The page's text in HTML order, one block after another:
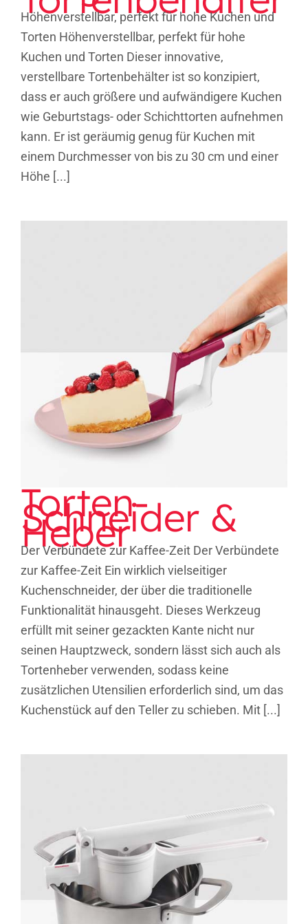
Höhenverstellbar, perfekt für hohe Kuchen und
Torten Höhenverstellbar, perfekt für hohe
Kuchen und Torten Dieser innovative,
verstellbare Tortenbehälter ist so konzipiert,
dass er auch größere und aufwändigere Kuchen
wie Geburtstags- oder Schichttorten aufnehmen
kann. Er ist geräumig genug für Kuchen mit
einem Durchmesser von bis zu 30 cm und einer
Höhe [...]
Torten-Schneider & Heber
Torten-
Schneider &
Heber
Der Verbündete zur Kaffee-Zeit Der Verbündete
zur Kaffee-Zeit Ein wirklich vielseitiger
Kuchenschneider, der über die traditionelle
Funktionalität hinausgeht. Dieses Werkzeug
erfüllt mit seiner gezackten Kante nicht nur
seinen Hauptzweck, sondern lässt sich auch als
Tortenheber verwenden, sodass keine
zusätzlichen Utensilien erforderlich sind, um das
Kuchenstück auf den Teller zu schieben. Mit [...]
Pressy